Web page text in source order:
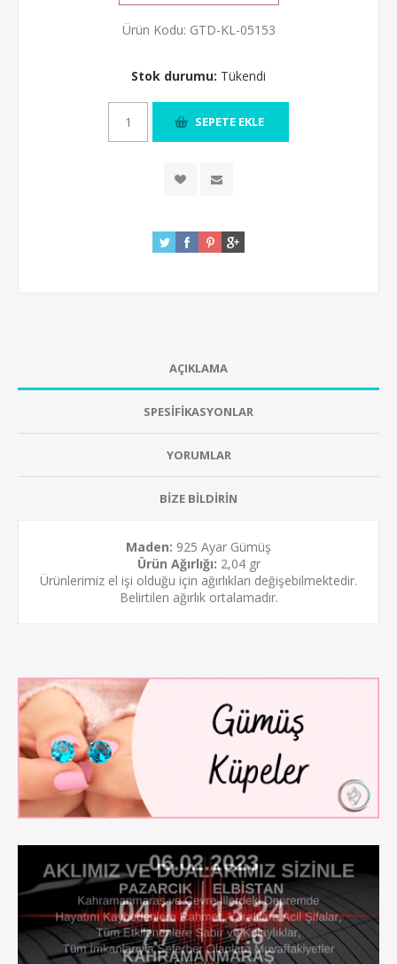
Ürün Kodu: GTD-KL-05153
Stok durumu: Tükendi
AÇIKLAMA
SPESİFİKASYONLAR
YORUMLAR
BİZE BİLDİRİN
Maden: 925 Ayar Gümüş
Ürün Ağırlığı: 2,04 gr
Ürünlerimiz el işi olduğu için ağırlıkları değişebilmektedir.
Belirtilen ağırlık ortalamadır.